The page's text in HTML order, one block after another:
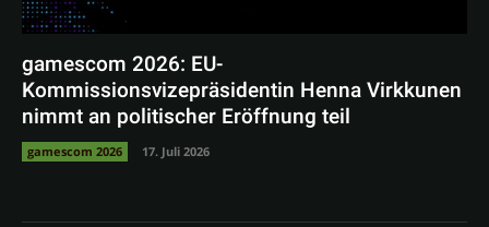
gamescom 2026: EU-
Kommissionsvizepräsidentin Henna Virkkunen
nimmt an politischer Eröffnung teil
gamescom 2026 17. Juli 2026